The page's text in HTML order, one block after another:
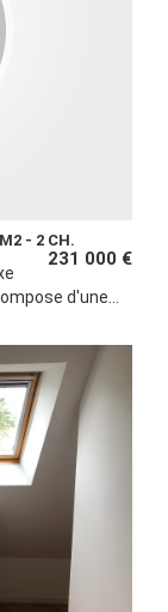
- 2 CH.
231 000 €
d'une...